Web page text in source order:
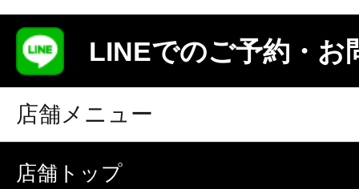
LINEでのご予約・お
店舗メニュー
店舗トップ